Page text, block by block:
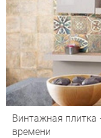
Винтажная плитка
времени